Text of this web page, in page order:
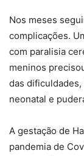
Nos meses
complicações.
com paralisia
meninos
das
neonatal e
A gestação de
pandemia de